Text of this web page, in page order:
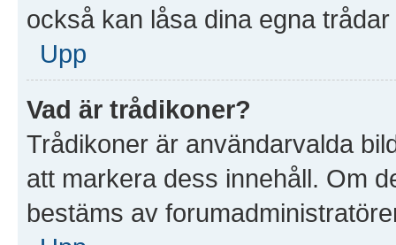
också kan låsa dina egna
Upp
Vad är trådikoner?
Trådikoner är användarvalda
att markera dess innehåll. Om
bestäms av